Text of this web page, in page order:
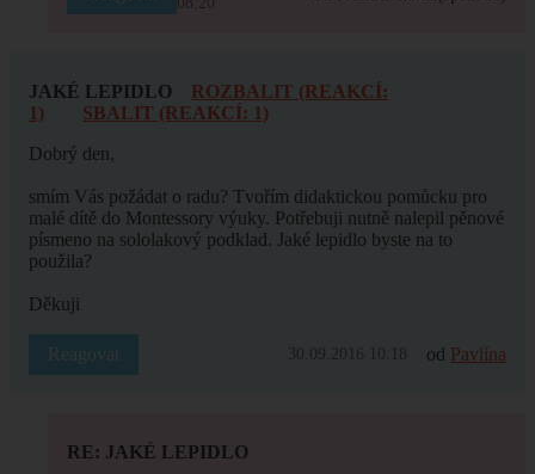
JAKÉ LEPIDLO
ROZBALIT (REAKCÍ:
1)
SBALIT (REAKCÍ: 1)
Dobrý den,
smím Vás požádat o radu? Tvořím didaktickou pomůcku pro
malé dítě do Montessory výuky. Potřebuji nutně nalepil pěnové
písmeno na sololakový podklad. Jaké lepidlo byste na to
použila?
Děkuji
Reagovat 30.09.2016 10:18 od Pavlína
RE: JAKÉ LEPIDLO